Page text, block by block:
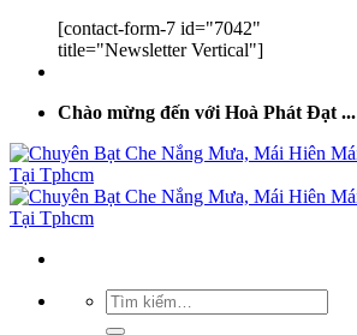
[contact-form-7 id="7042"
title="Newsletter Vertical"]
Chào mừng đến với Hoà Phát Đạt ...